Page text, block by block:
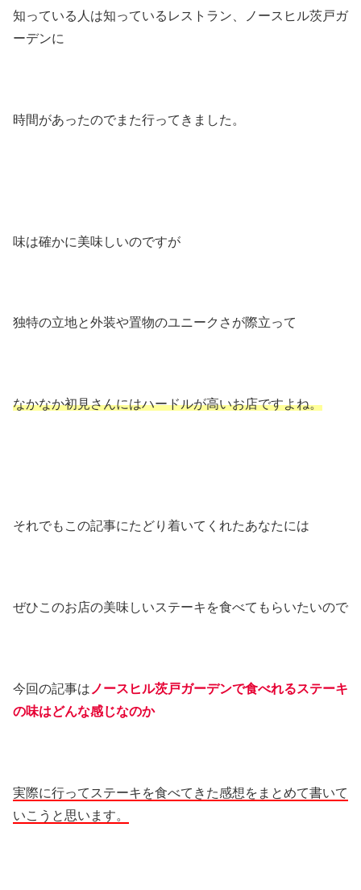
知っている人は知っているレストラン、ノースヒル茨戸ガ
ーデンに
時間があったのでまた行ってきました。
味は確かに美味しいのですが
独特の立地と外装や置物のユニークさが際立って
なかなか初見さんにはハードルが高いお店ですよね。
それでもこの記事にたどり着いてくれたあなたには
ぜひこのお店の美味しいステーキを食べてもらいたいので
今回の記事は ノースヒル茨戸ガーデンで食べれるステーキ
の味はどんな感じなのか
実際に行ってステーキを食べてきた感想をまとめて書いて
いこうと思います。